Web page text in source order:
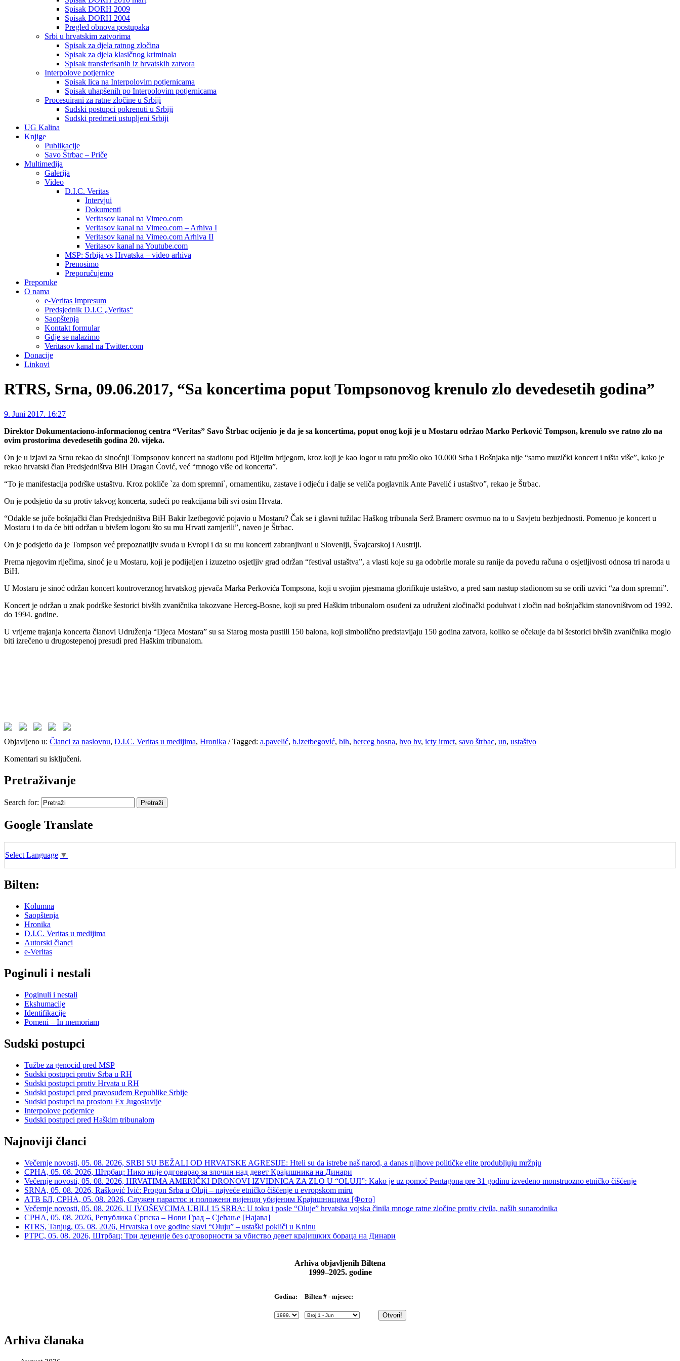
Spisak DORH 2009
Spisak DORH 2004
Pregled obnova postupaka
Srbi u hrvatskim zatvorima
Spisak za djela ratnog zločina
Spisak za djela klasičnog kriminala
Spisak transferisanih iz hrvatskih zatvora
Interpolove potjernice
Spisak lica na Interpolovim potjernicama
Spisak uhapšenih po Interpolovim potjernicama
Procesuirani za ratne zločine u Srbiji
Sudski postupci pokrenuti u Srbiji
Sudski predmeti ustupljeni Srbiji
UG Kalina
Knjige
Publikacije
Savo Štrbac – Priče
Multimedija
Galerija
Video
D.I.C. Veritas
Intervjui
Dokumenti
Veritasov kanal na Vimeo.com
Veritasov kanal na Vimeo.com – Arhiva I
Veritasov kanal na Vimeo.com Arhiva II
Veritasov kanal na Youtube.com
MSP: Srbija vs Hrvatska – video arhiva
Prenosimo
Preporučujemo
Preporuke
O nama
e-Veritas Impresum
Predsjednik D.I.C „Veritas“
Saopštenja
Kontakt formular
Gdje se nalazimo
Veritasov kanal na Twitter.com
Donacije
Linkovi
RTRS, Srna, 09.06.2017, “Sa koncertima poput Tompsonovog krenulo zlo devedesetih godina”
9. Juni 2017. 16:27
Direktor Dokumentaciono-informacionog centra “Veritas” Savo Štrbac ocijenio je da je sa koncertima, poput onog koji je u Mostaru održao Marko Perković Tompson, krenulo sve ratno zlo na
ovim prostorima devedesetih godina 20. vijeka.
On je u izjavi za Srnu rekao da sinoćnji Tompsonov koncert na stadionu pod Bijelim brijegom, kroz koji je kao logor u ratu prošlo oko 10.000 Srba i Bošnjaka nije “samo muzički koncert i ništa više”, kako je
rekao hrvatski član Predsjedništva BiH Dragan Čović, već “mnogo više od koncerta”.
“To je manifestacija podrške ustaštvu. Kroz pokliče `za dom spremni`, ornamentiku, zastave i odjeću i dalje se veliča poglavnik Ante Pavelić i ustaštvo”, rekao je Štrbac.
On je podsjetio da su protiv takvog koncerta, sudeći po reakcijama bili svi osim Hrvata.
“Odakle se juče bošnjački član Predsjedništva BiH Bakir Izetbegović pojavio u Mostaru? Čak se i glavni tužilac Haškog tribunala Serž Bramerc osvrnuo na to u Savjetu bezbjednosti. Pomenuo je koncert u
Mostaru i to da će biti održan u bivšem logoru što su mu Hrvati zamjerili”, naveo je Štrbac.
On je podsjetio da je Tompson već prepoznatljiv svuda u Evropi i da su mu koncerti zabranjivani u Sloveniji, Švajcarskoj i Austriji.
Prema njegovim riječima, sinoć je u Mostaru, koji je podijeljen i izuzetno osjetljiv grad održan “festival ustaštva”, a vlasti koje su ga odobrile morale su ranije da povedu računa o osjetljivosti odnosa tri naroda u
BiH.
U Mostaru je sinoć održan koncert kontroverznog hrvatskog pjevača Marka Perkovića Tompsona, koji u svojim pjesmama glorifikuje ustaštvo, a pred sam nastup stadionom su se orili uzvici “za dom spremni”.
Koncert je održan u znak podrške šestorici bivših zvaničnika takozvane Herceg-Bosne, koji su pred Haškim tribunalom osuđeni za udruženi zločinački poduhvat i zločin nad bošnjačkim stanovništvom od 1992.
do 1994. godine.
U vrijeme trajanja koncerta članovi Udruženja “Djeca Mostara” su sa Starog mosta pustili 150 balona, koji simbolično predstavljaju 150 godina zatvora, koliko se očekuje da bi šestorici bivših zvaničnika moglo
biti izrečeno u drugostepenoj presudi pred Haškim tribunalom.
Objavljeno u: Članci za naslovnu, D.I.C. Veritas u medijima, Hronika /Tagged: a.pavelić, b.izetbegović, bih, herceg bosna, hvo hv, icty irmct, savo štrbac, un, ustaštvo
Komentari su isključeni.
Pretraživanje
Search for:
Google Translate
Select Language ▼
Bilten:
Kolumna
Saopštenja
Hronika
D.I.C. Veritas u medijima
Autorski članci
e-Veritas
Poginuli i nestali
Poginuli i nestali
Ekshumacije
Identifikacije
Pomeni – In memoriam
Sudski postupci
Tužbe za genocid pred MSP
Sudski postupci protiv Srba u RH
Sudski postupci protiv Hrvata u RH
Sudski postupci pred pravosuđem Republike Srbije
Sudski postupci na prostoru Ex Jugoslavije
Interpolove potjernice
Sudski postupci pred Haškim tribunalom
Najnoviji članci
Večernje novosti, 05. 08. 2026, SRBI SU BEŽALI OD HRVATSKE AGRESIJE: Hteli su da istrebe naš narod, a danas njihove političke elite produbljuju mržnju
СРНА, 05. 08. 2026, Штрбац: Нико није одговарао за злочин над девет Крајишника на Динари
Večernje novosti, 05. 08. 2026, HRVATIMA AMERIČKI DRONOVI IZVIDNICA ZA ZLO U “OLUJI”: Kako je uz pomoć Pentagona pre 31 godinu izvedeno monstruozno etničko čišćenje
SRNA, 05. 08. 2026, Rašković Ivić: Progon Srba u Oluji – najveće etničko čišćenje u evropskom miru
АТВ БЛ, СРНА, 05. 08. 2026, Служен парастос и положени вијенци убијеним Крајишницима [Фото]
Večernje novosti, 05. 08. 2026, U IVOŠEVCIMA UBILI 15 SRBA: U toku i posle “Oluje” hrvatska vojska činila mnoge ratne zločine protiv civila, naših sunarodnika
СРНА, 05. 08. 2026, Република Српска – Нови Град – Сјећање [Најава]
RTRS, Tanjug, 05. 08. 2026, Hrvatska i ove godine slavi “Oluju” – ustaški pokliči u Kninu
РТРС, 05. 08. 2026, Штрбац: Три деценије без одговорности за убиство девет крајишких бораца на Динари
Arhiva objavljenih Biltena
1999–2025. godine
Godina: Bilten # - mjesec:
Arhiva članaka